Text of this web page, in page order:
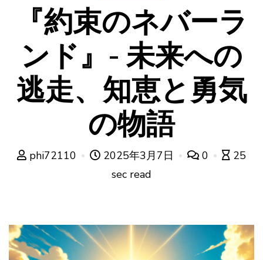
『約束のネバーラ
ンド』- 未来への
逃走、知恵と勇気
の物語
phi72110 2025年3月7日 0
25
sec read